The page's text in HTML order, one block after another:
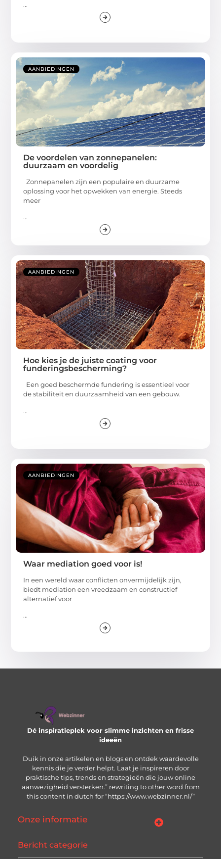
...
AANBIEDINGEN
De voordelen van zonnepanelen:
duurzaam en voordelig
Zonnepanelen zijn een populaire en duurzame
oplossing voor het opwekken van energie. Steeds
meer
...
AANBIEDINGEN
Hoe kies je de juiste coating voor
funderingsbescherming?
Een goed beschermde fundering is essentieel voor
de stabiliteit en duurzaamheid van een gebouw.
...
AANBIEDINGEN
Waar mediation goed voor is!
In een wereld waar conflicten onvermijdelijk zijn,
biedt mediation een vreedzaam en constructief
alternatief voor
...
Dé inspiratieplek voor slimme inzichten en frisse
ideeën
Duik in onze artikelen en blogs en ontdek waardevolle
kennis die je verder helpt. Laat je inspireren door
praktische tips, trends en strategieën die jouw online
aanwezigheid versterken.” rewriting to other word from
this content in dutch for “https://www.webzinner.nl/”
Onze informatie
Bericht categorie